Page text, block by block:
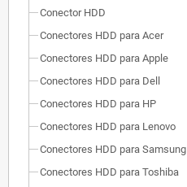
Conector HDD
Conectores HDD para Acer
Conectores HDD para Apple
Conectores HDD para Dell
Conectores HDD para HP
Conectores HDD para Lenovo
Conectores HDD para Samsung
Conectores HDD para Toshiba